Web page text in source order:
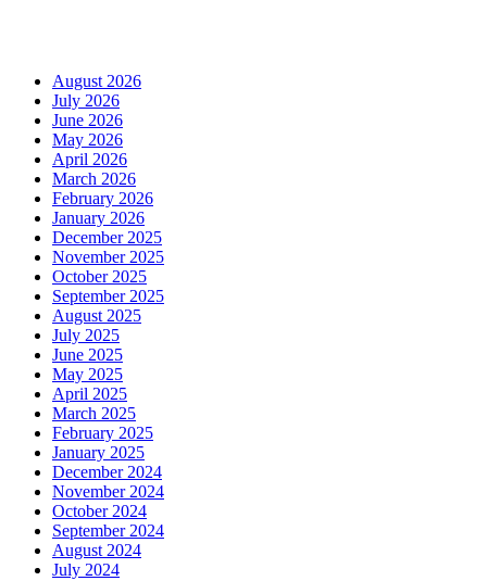
August 2026
July 2026
June 2026
May 2026
April 2026
March 2026
February 2026
January 2026
December 2025
November 2025
October 2025
September 2025
August 2025
July 2025
June 2025
May 2025
April 2025
March 2025
February 2025
January 2025
December 2024
November 2024
October 2024
September 2024
August 2024
July 2024